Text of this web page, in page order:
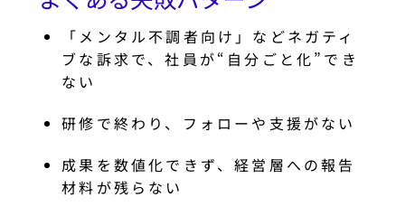
「メンタル不調者向け」などネガティ
ブな訴求で、社員が“自分ごと化”でき
ない
研修で終わり、フォローや支援がない
成果を数値化できず、経営層への報告
材料が残らない